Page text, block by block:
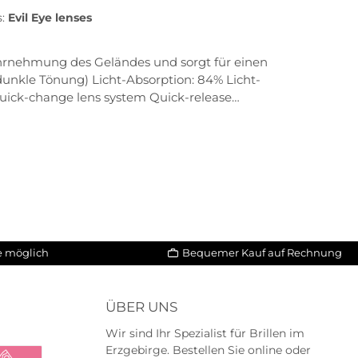
Evil Eye lenses
des Geländes und sorgt für einen
Tönung) Licht-Absorption: 84% Licht-
change lens system Quick-release
möglich Bequemer Kauf auf Rechnung
ÜBER UNS
Wir sind Ihr Spezialist für Brillen im
Erzgebirge. Bestellen Sie online oder